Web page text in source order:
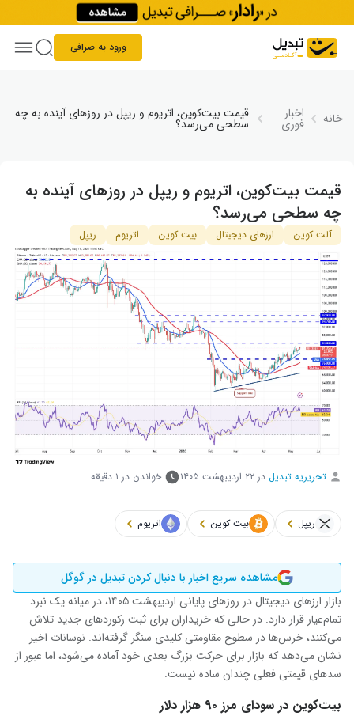
Skip to content
ورود به صرافی
خانه اخبار
فوری
قیمت بیت‌کوین، اتریوم و ریپل در روزهای آینده به چه
سطحی می‌رسد؟
قیمت بیت‌کوین، اتریوم و ریپل در روزهای آینده به
چه سطحی می‌رسد؟
آلت کوین ارزهای دیجیتال بیت کوین اتریوم ریپل
تحریریه تبدیل در ۲۲ اردیبهشت ۱۴۰۵ خواندن در ۱ دقیقه
ریپل بیت کوین اتریوم
مشاهده سریع اخبار با دنبال کردن تبدیل در گوگل
بازار ارزهای دیجیتال در روزهای پایانی اردیبهشت ۱۴۰۵، در میانه یک نبرد
تمام‌عیار قرار دارد. در حالی که خریداران برای ثبت رکوردهای جدید تلاش
می‌کنند، خرس‌ها در سطوح مقاومتی کلیدی سنگر گرفته‌اند. نوسانات اخیر
نشان می‌دهد که بازار برای حرکت بزرگ بعدی خود آماده می‌شود، اما عبور از
سدهای قیمتی فعلی چندان ساده نیست.
بیت‌کوین در سودای مرز ۹۰ هزار دلار